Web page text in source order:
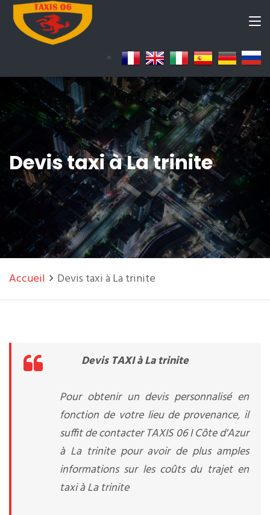
Devis taxi à La trinite
Accueil Devis taxi à La trinite
Devis TAXI à La trinite
Pour obtenir un devis personnalisé en
fonction de votre lieu de provenance, il
suffit de contacter TAXIS 06 I Côte d'Azur
à La trinite pour avoir de plus amples
informations sur les coûts du trajet en
taxi à La trinite